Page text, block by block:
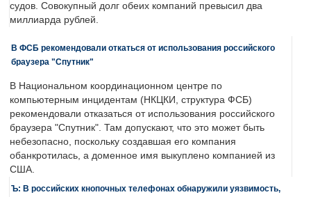
судов. Совокупный долг обеих компаний превысил два
миллиарда рублей.
В ФСБ рекомендовали откаться от использования российского
браузера "Спутник"
В Национальном координационном центре по
компьютерным инцидентам (НКЦКИ, структура ФСБ)
рекомендовали отказаться от использования российского
браузера "Спутник". Там допускают, что это может быть
небезопасно, поскольку создавшая его компания
обанкротилась, а доменное имя выкуплено компанией из
США.
Ъ: В российских кнопочных телефонах обнаружили уязвимость,